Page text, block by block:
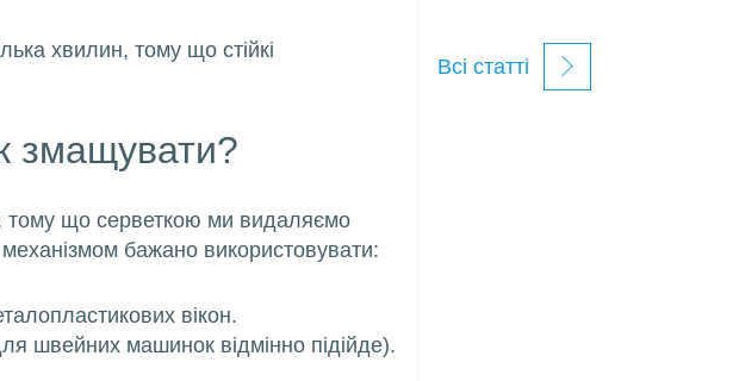
про компанію
хвилин, тому що стійкі
змащувати?
тому що серветкою ми видаляємо
бажано використовувати:
вікон.
швейних машинок відмінно підійде).
Всі статті